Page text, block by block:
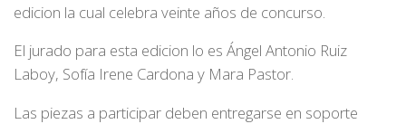
edicion la cual celebra veinte años de concurso.
El jurado para esta edicion lo es Ángel Antonio Ruiz
Laboy, Sofía Irene Cardona y Mara Pastor.
Las piezas a participar deben entregarse en soporte